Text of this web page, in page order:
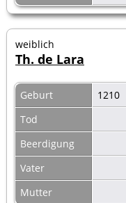
weiblich
Th. de Lara
Geburt
1210
Tod
Beerdigung
Vater
Mutter